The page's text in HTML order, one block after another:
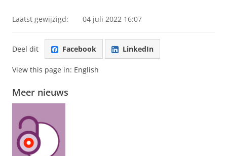
Laatst gewijzigd: 04 juli 2022 16:07
Deel dit Facebook LinkedIn
View this page in: English
Meer nieuws